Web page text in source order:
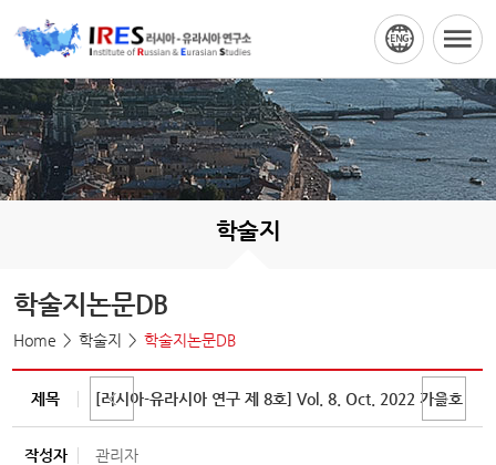
학술지
학술지논문DB
Home 학술지 학술지논문DB
제목 [러시아-유라시아 연구 제 8호] Vol. 8. Oct. 2022 가을호
작성자 관리자